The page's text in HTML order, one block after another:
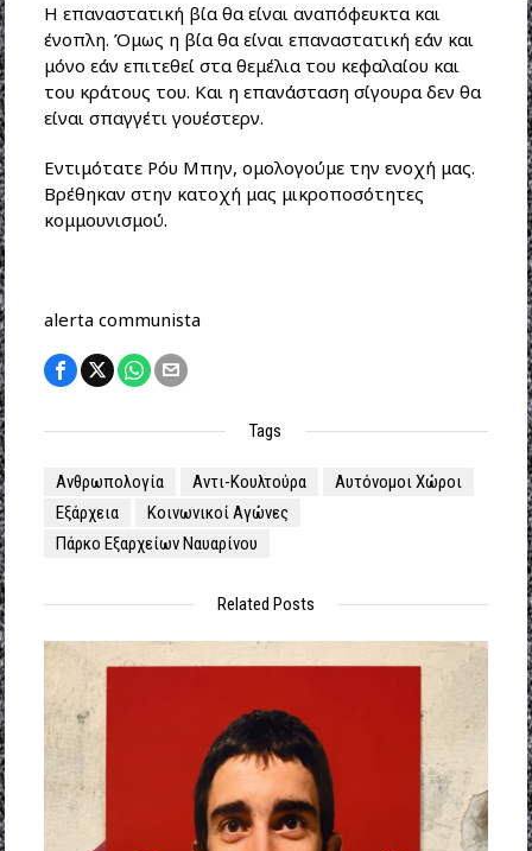
Η επαναστατική βία θα είναι αναπόφευκτα και
ένοπλη. Όμως η βία θα είναι επαναστατική εάν και
μόνο εάν επιτεθεί στα θεμέλια του κεφαλαίου και
του κράτους του. Και η επανάσταση σίγουρα δεν θα
είναι σπαγγέτι γουέστερν.
Εντιμότατε Ρόυ Μπην, ομολογούμε την ενοχή μας.
Βρέθηκαν στην κατοχή μας μικροποσότητες
κομμουνισμού.
alerta communista
Tags
Ανθρωπολογία Αντι-Κουλτούρα
Αυτόνομοι Χώροι
Εξάρχεια
Κοινωνικοί Αγώνες
Πάρκο Εξαρχείων Ναυαρίνου
Related Posts